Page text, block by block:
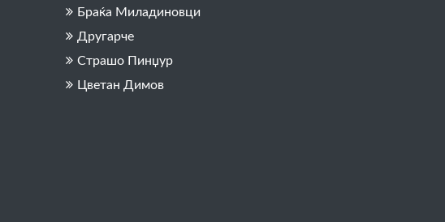
Браќа Миладиновци
Другарче
Страшо Пинџур
Цветан Димов